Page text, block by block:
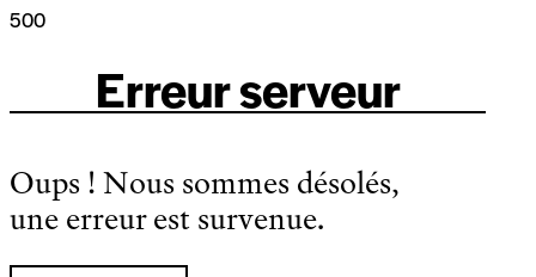
500
Erreur serveur
Oups ! Nous sommes désolés,
une erreur est survenue.